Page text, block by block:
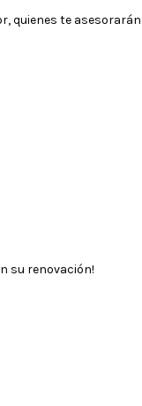
quienes te asesorarán
su renovación!